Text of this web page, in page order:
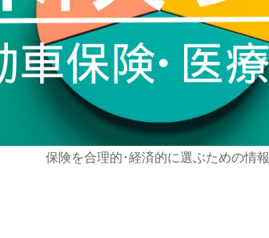
保険を合理的･経済的に選ぶための情報